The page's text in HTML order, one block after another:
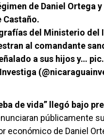
de Daniel Ortega
Castaño.
del Ministerio del
al comandante
a sus hijos y…
de vida” llegó bajo
públicamente
económico de Daniel